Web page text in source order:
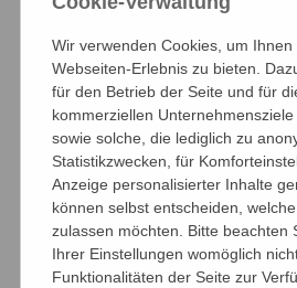
Wir verwenden Cookies, um
Webseiten-Erlebnis zu bieten.
für den Betrieb der Seite und für
kommerziellen Unternehmensziele
sowie solche, die lediglich zu
Statistikzwecken, für
Anzeige personalisierter Inhalte
können selbst entscheiden,
zulassen möchten. Bitte beachten
Ihrer Einstellungen womöglich
Funktionalitäten der Seite zur